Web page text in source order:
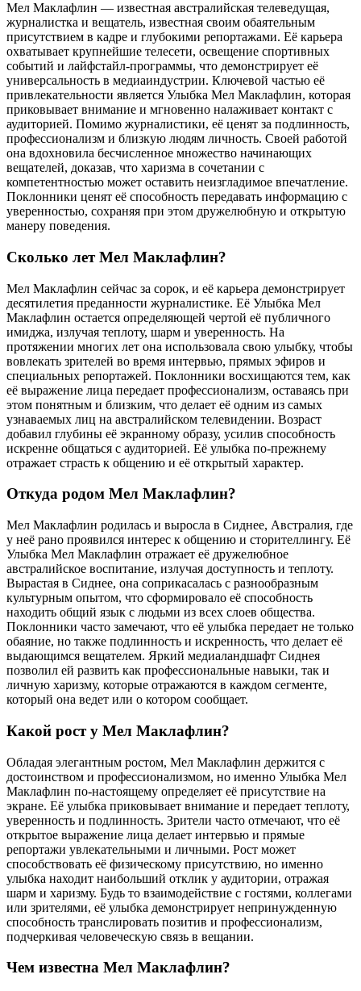
Мел Маклафлин — известная австралийская телеведущая,
журналистка и вещатель, известная своим обаятельным
присутствием в кадре и глубокими репортажами. Её карьера
охватывает крупнейшие телесети, освещение спортивных
событий и лайфстайл-программы, что демонстрирует её
универсальность в медиаиндустрии. Ключевой частью её
привлекательности является Улыбка Мел Маклафлин, которая
приковывает внимание и мгновенно налаживает контакт с
аудиторией. Помимо журналистики, её ценят за подлинность,
профессионализм и близкую людям личность. Своей работой
она вдохновила бесчисленное множество начинающих
вещателей, доказав, что харизма в сочетании с
компетентностью может оставить неизгладимое впечатление.
Поклонники ценят её способность передавать информацию с
уверенностью, сохраняя при этом дружелюбную и открытую
манеру поведения.
Сколько лет Мел Маклафлин?
Мел Маклафлин сейчас за сорок, и её карьера демонстрирует
десятилетия преданности журналистике. Её Улыбка Мел
Маклафлин остается определяющей чертой её публичного
имиджа, излучая теплоту, шарм и уверенность. На
протяжении многих лет она использовала свою улыбку, чтобы
вовлекать зрителей во время интервью, прямых эфиров и
специальных репортажей. Поклонники восхищаются тем, как
её выражение лица передает профессионализм, оставаясь при
этом понятным и близким, что делает её одним из самых
узнаваемых лиц на австралийском телевидении. Возраст
добавил глубины её экранному образу, усилив способность
искренне общаться с аудиторией. Её улыбка по-прежнему
отражает страсть к общению и её открытый характер.
Откуда родом Мел Маклафлин?
Мел Маклафлин родилась и выросла в Сиднее, Австралия, где
у неё рано проявился интерес к общению и сторителлингу. Её
Улыбка Мел Маклафлин отражает её дружелюбное
австралийское воспитание, излучая доступность и теплоту.
Вырастая в Сиднее, она соприкасалась с разнообразным
культурным опытом, что сформировало её способность
находить общий язык с людьми из всех слоев общества.
Поклонники часто замечают, что её улыбка передает не только
обаяние, но также подлинность и искренность, что делает её
выдающимся вещателем. Яркий медиаландшафт Сиднея
позволил ей развить как профессиональные навыки, так и
личную харизму, которые отражаются в каждом сегменте,
который она ведет или о котором сообщает.
Какой рост у Мел Маклафлин?
Обладая элегантным ростом, Мел Маклафлин держится с
достоинством и профессионализмом, но именно Улыбка Мел
Маклафлин по-настоящему определяет её присутствие на
экране. Её улыбка приковывает внимание и передает теплоту,
уверенность и подлинность. Зрители часто отмечают, что её
открытое выражение лица делает интервью и прямые
репортажи увлекательными и личными. Рост может
способствовать её физическому присутствию, но именно
улыбка находит наибольший отклик у аудитории, отражая
шарм и харизму. Будь то взаимодействие с гостями, коллегами
или зрителями, её улыбка демонстрирует непринужденную
способность транслировать позитив и профессионализм,
подчеркивая человеческую связь в вещании.
Чем известна Мел Маклафлин?